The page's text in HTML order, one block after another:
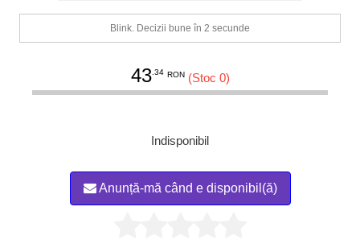
Blink. Decizii bune în 2 secunde
43.34 RON (Stoc 0)
Indisponibil
Anunță-mă când e disponibil(ă)